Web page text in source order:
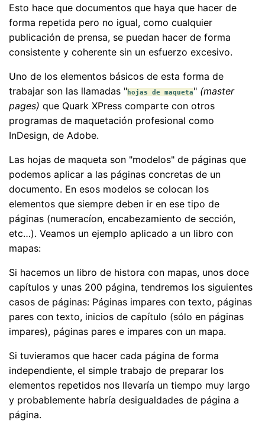
Esto hace que documentos que haya que hacer de
forma repetida pero no igual, como cualquier
publicación de prensa, se puedan hacer de forma
consistente y coherente sin un esfuerzo excesivo.
Uno de los elementos básicos de esta forma de
trabajar son las llamadas "hojas de maqueta" (master
pages) que Quark XPress comparte con otros
programas de maquetación profesional como
InDesign, de Adobe.
Las hojas de maqueta son "modelos" de páginas que
podemos aplicar a las páginas concretas de un
documento. En esos modelos se colocan los
elementos que siempre deben ir en ese tipo de
páginas (numeracíon, encabezamiento de sección,
etc…). Veamos un ejemplo aplicado a un libro con
mapas:
Si hacemos un libro de histora con mapas, unos doce
capítulos y unas 200 página, tendremos los siguientes
casos de páginas: Páginas impares con texto, páginas
pares con texto, inicios de capítulo (sólo en páginas
impares), páginas pares e impares con un mapa.
Si tuvieramos que hacer cada página de forma
independiente, el simple trabajo de preparar los
elementos repetidos nos llevaría un tiempo muy largo
y probablemente habría desigualdades de página a
página.